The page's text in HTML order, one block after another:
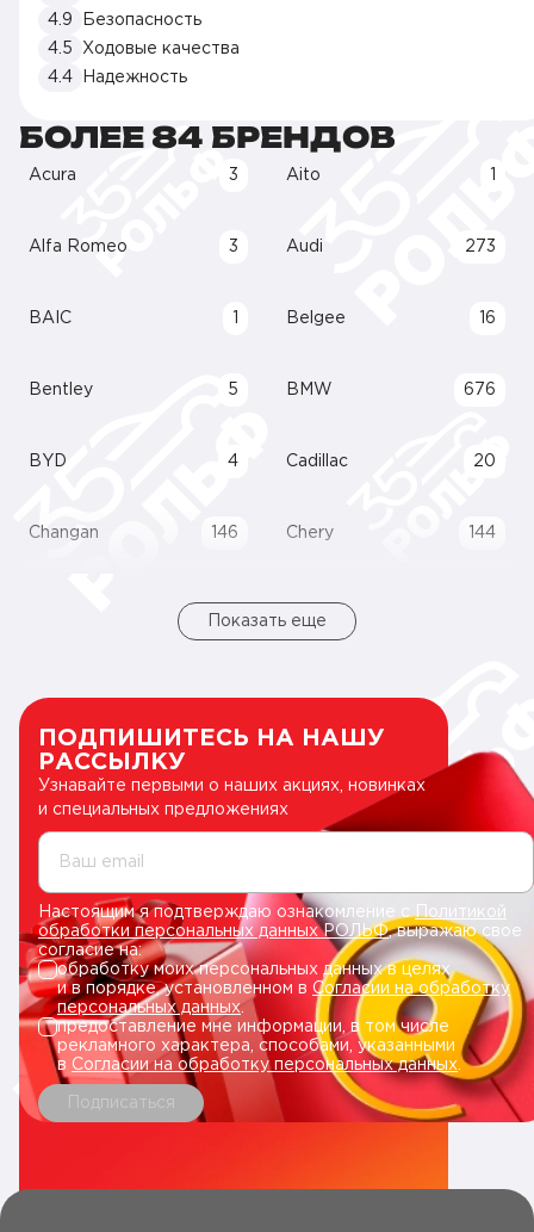
4.9
Безопасность
4.5
Ходовые качества
4.4
Надежность
БОЛЕЕ 84 БРЕНДОВ
Acura 3 Aito
Alfa Romeo 3 Audi 273
BAIC Belgee 16
Bentley 5 BMW 676
BYD 4 Cadillac 20
Changan 146 Chery 144
Показать еще
ПОДПИШИТЕСЬ НА НАШУ
РАССЫЛКУ
Узнавайте первыми о наших акциях, новинках
и специальных предложениях
Ваш email
Настоящим я подтверждаю ознакомление сПолитикой
обработки персональных данных РОЛЬФ, выражаю свое
согласие на:
обработку моих персональных данных в целях
и в порядке, установленном в Согласии на обработку
персональных данных.
предоставление мне информации, в том числе
рекламного характера, способами, указанными
в Согласии на обработку персональных данных
Подписаться